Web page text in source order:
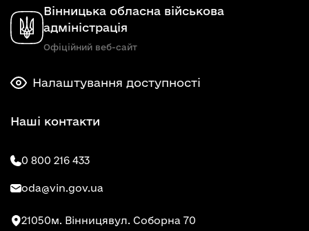
Вінницька обласна військова
адміністрація
Офіційний веб-сайт
Налаштування доступності
Наші контакти
0 800 216 433
oda@vin.gov.ua
21050м. Вінницявул. Соборна 70